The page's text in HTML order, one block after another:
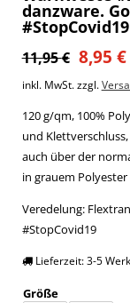
danzware.
11,95€
war:
11,95 €
8,95€
inkl. MwSt. zzgl.
120 g/qm, 100%
und
auch über der
in grauem Polyester
Veredelung:
#StopCovid19
Lieferzeit:3-5
Größe